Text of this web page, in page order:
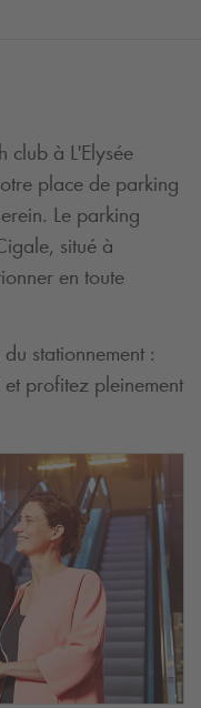
club à L'Elysée
place de parking
Le parking
situé à
en toute
stationnement :
profitez pleinement